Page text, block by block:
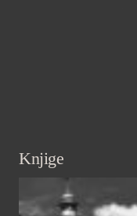
Knjige